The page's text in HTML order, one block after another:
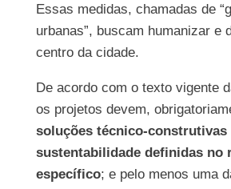
Essas medidas, chamadas de
urbanas”, buscam humanizar e
centro da cidade.
De acordo com o texto vigente
os projetos devem,
soluções técnico-construtivas
sustentabilidade definidas no
específico; e pelo menos uma